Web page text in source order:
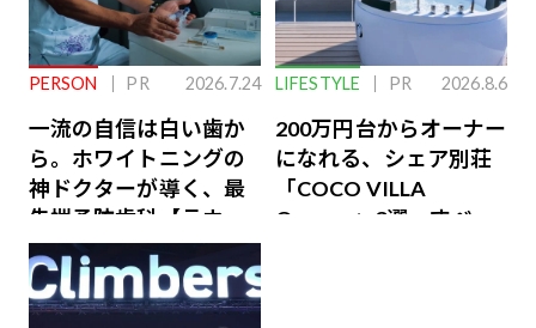
PERSON PR 2026.7.24
一流の自信は白い歯か
ら。ホワイトニングの
神ドクターが導く、最
先端予防歯科【ラウン
ジ会員特典あり】
LIFESTYLE PR 2026.8.6
200万円台からオーナー
になれる、シェア別荘
「COCO VILLA
Owners」3選。すべて